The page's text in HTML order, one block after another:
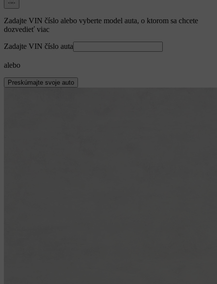
Zadajte VIN číslo alebo vyberte model auta, o ktorom sa chcete
dozvedieť viac
Zadajte VIN číslo auta
alebo
Preskúmajte svoje auto